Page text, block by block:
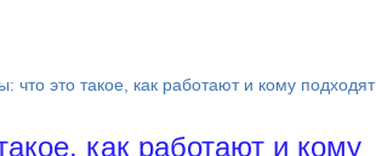
что это такое, как работают и кому подходят
как работают и кому